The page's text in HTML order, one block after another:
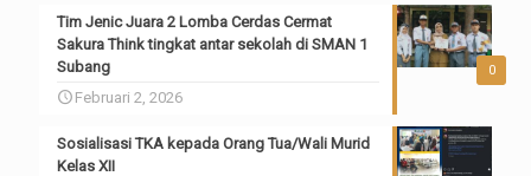
0
Tim Jenic Juara 2 Lomba Cerdas Cermat
Sakura Think tingkat antar sekolah di SMAN 1
Subang
Februari 2, 2026
Sosialisasi TKA kepada Orang Tua/Wali Murid
Kelas XII